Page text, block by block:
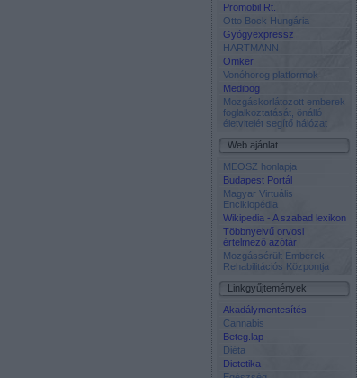
Promobil Rt.
Otto Bock Hungária
Gyógyexpressz
HARTMANN
Omker
Vonóhorog platformok
Medibog
Mozgáskorlátozott emberek
foglalkoztatását, önálló
életvitelét segítő hálózat
Web ajánlat
MEOSZ honlapja
Budapest Portál
Magyar Virtuális
Enciklopédia
Wikipedia - A szabad lexikon
Többnyelvű orvosi
értelmező azótár
Mozgássérült Emberek
Rehabilitációs Központja
Linkgyűjtemények
Akadálymentesítés
Cannabis
Beteg.lap
Diéta
Dietetika